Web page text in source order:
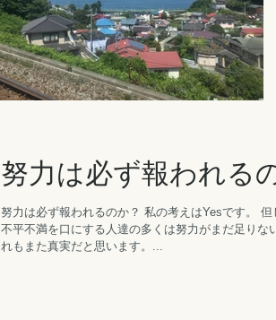
努力は必ず報われる
努力は必ず報われるのか？ 私の考えはYesです。
不平不満を口にする人達の多くは努力がまだ足りな
れもまた真実だと思います。...